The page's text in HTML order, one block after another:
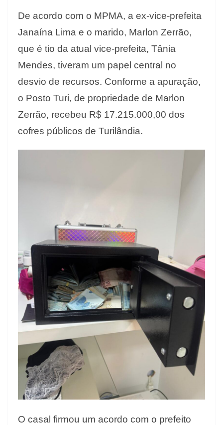
De acordo com o MPMA, a ex-vice-prefeita
Janaína Lima e o marido, Marlon Zerrão,
que é tio da atual vice-prefeita, Tânia
Mendes, tiveram um papel central no
desvio de recursos. Conforme a apuração,
o Posto Turi, de propriedade de Marlon
Zerrão, recebeu R$ 17.215.000,00 dos
cofres públicos de Turilândia.
O casal firmou um acordo com o prefeito